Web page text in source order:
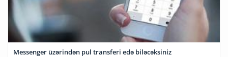
Messenger üzərindən pul transferi edə biləcəksiniz